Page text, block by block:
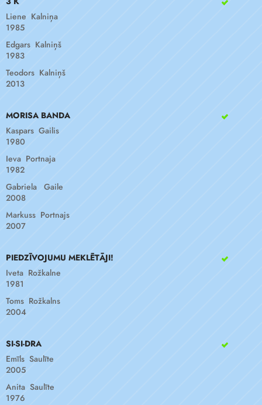
Liene Kalniņa
1985
Edgars Kalniņš
1983
Teodors Kalniņš
2013
MORISA BANDA
Kaspars Gailis
1980
Ieva Portnaja
1982
Gabriela Gaile
2008
Markuss Portnajs
2007
PIEDZĪVOJUMU MEKLĒTĀJI!
Iveta Rožkalne
1981
Toms Rožkalns
2004
SI-SI-DRA
Emīls Saulīte
2005
Anita Saulīte
1976